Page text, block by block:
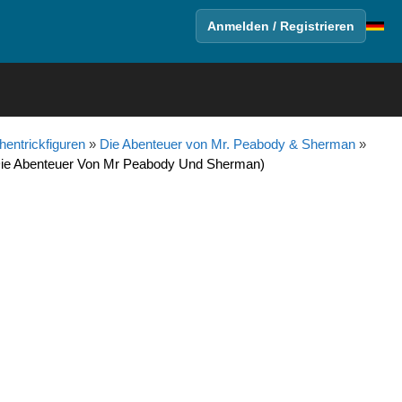
Anmelden / Registrieren
» Die Abenteuer von Mr. Peabody & Sherman»
Abenteuer Von Mr Peabody Und Sherman)